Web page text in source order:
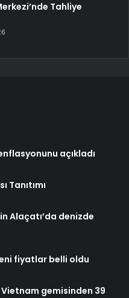
Tahliye
açıkladı
Tanıtımı
Alaçatı’da denizde
fiyatlar belli oldu
gemisinden 39